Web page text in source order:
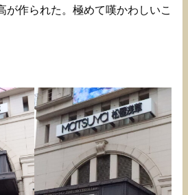
が作られた。極めて嘆かわしいこ